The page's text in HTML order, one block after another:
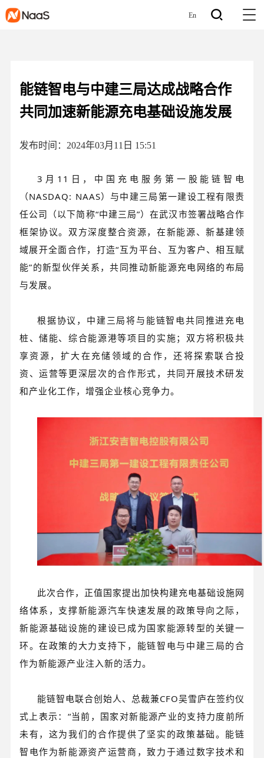
En
能链智电与中建三局达成战略合作
共同加速新能源充电基础设施发展
发布时间：2024年03月11日 15:51
3月11日，中国充电服务第一股能链智电
（NASDAQ: NAAS）与中建三局第一建设工程有限责
任公司（以下简称“中建三局”）在武汉市签署战略合作
框架协议。双方深度整合资源，在新能源、新基建领
域展开全面合作，打造“互为平台、互为客户、相互赋
能”的新型伙伴关系，共同推动新能源充电网络的布局
与发展。
根据协议，中建三局将与能链智电共同推进充电
桩、储能、综合能源港等项目的实施；双方将积极共
享资源，扩大在充储领域的合作，还将探索联合投
资、运营等更深层次的合作形式，共同开展技术研发
和产业化工作，增强企业核心竞争力。
此次合作，正值国家提出加快构建充电基础设施网
络体系，支撑新能源汽车快速发展的政策导向之际，
新能源基础设施的建设已成为国家能源转型的关键一
环。在政策的大力支持下，能链智电与中建三局的合
作为新能源产业注入新的活力。
能链智电联合创始人、总裁兼CFO吴雪庐在签约仪
式上表示：“当前，国家对新能源产业的支持力度前所
未有，这为我们的合作提供了坚实的政策基础。能链
智电作为新能源资产运营商，致力于通过数字技术和